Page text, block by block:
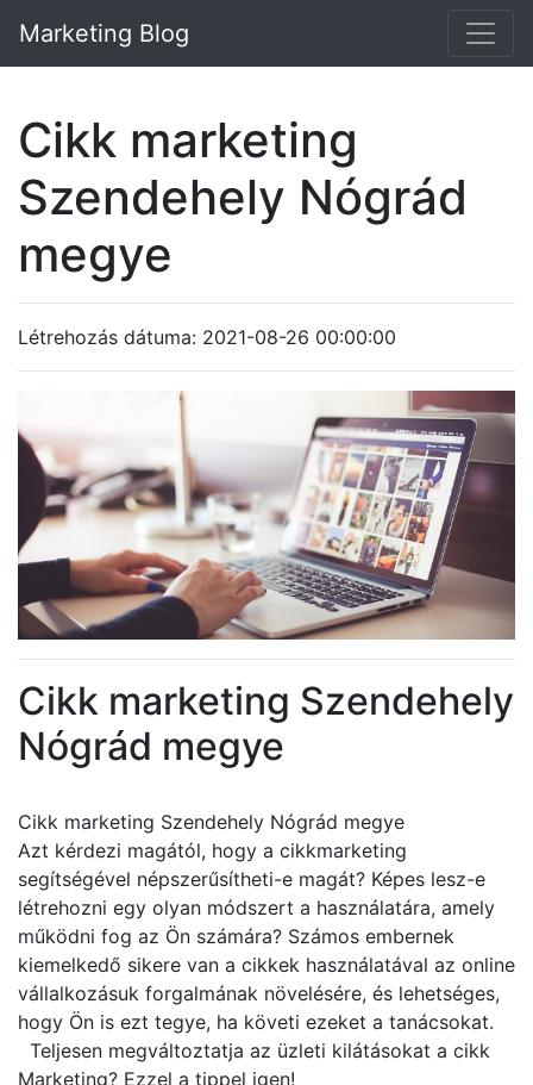
Marketing Blog
Cikk marketing
Szendehely Nógrád
megye
Létrehozás dátuma: 2021-08-26 00:00:00
Cikk marketing Szendehely
Nógrád megye
Cikk marketing Szendehely Nógrád megye
Azt kérdezi magától, hogy a cikkmarketing
segítségével népszerűsítheti-e magát? Képes lesz-e
létrehozni egy olyan módszert a használatára, amely
működni fog az Ön számára? Számos embernek
kiemelkedő sikere van a cikkek használatával az online
vállalkozásuk forgalmának növelésére, és lehetséges,
hogy Ön is ezt tegye, ha követi ezeket a tanácsokat.
Teljesen megváltoztatja az üzleti kilátásokat a cikk
Marketing? Ezzel a tippel igen!